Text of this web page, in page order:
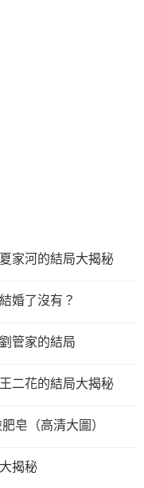
家河的結局大揭秘
婚了沒有？
管家的結局
二花的結局大揭秘
皂（高清大圖）
揭秘